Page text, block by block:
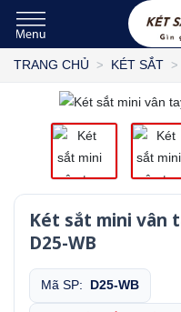
TRANG CHỦ KÉT SẮT
Két sắt mini vân
D25-WB
Mã SP: D25-WB